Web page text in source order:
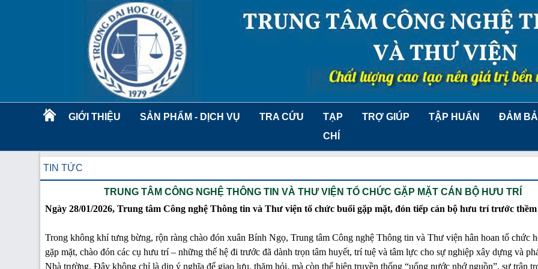
GIỚI THIỆU SẢN PHẨM - DỊCH VỤ TRA CỨU
TẠP
CHÍ
TRỢ GIÚP TẬP HUẤN ĐẢM
TIN TỨC
TRUNG TÂM CÔNG NGHỆ THÔNG TIN VÀ THƯ VIỆN TỔ CHỨC GẶP MẶT CÁN BỘ HƯU TRÍ
Ngày 28/01/2026, Trung tâm Công nghệ Thông tin và Thư viện tổ chức buổi gặp mặt, đón tiếp cán bộ hưu trí trước
Trong không khí tưng bừng, rộn ràng chào đón xuân Bính Ngọ, Trung tâm Công nghệ Thông tin và Thư viện hân hoan tổ chức
gặp mặt, chào đón các cụ hưu trí – những thế hệ đi trước đã dành trọn tâm huyết, trí tuệ và tâm lực cho sự nghiệp xây dựng và
Nhà trường. Đây không chỉ là dịp ý nghĩa để giao lưu, thăm hỏi, mà còn thể hiện truyền thống “uống nước nhớ nguồn”, sự trân